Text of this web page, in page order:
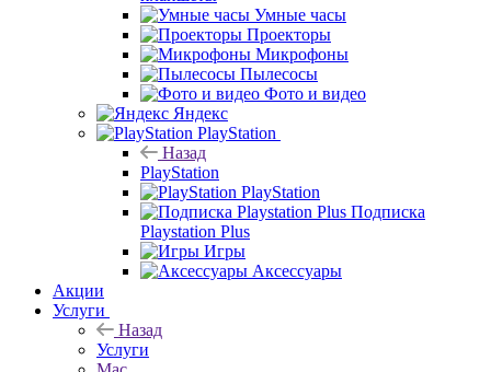
Умные часы
Проекторы
Микрофоны
Пылесосы
Фото и видео
Яндекс
PlayStation
Назад
PlayStation
PlayStation
Подписка
Playstation Plus
Игры
Аксессуары
Акции
Услуги
Назад
Услуги